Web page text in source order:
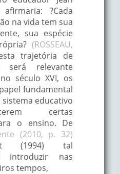
afirmaria: ?Cada
na vida tem sua
sua espécie
(ROSSEAU,
trajetória de
será relevante
século XVI, os
fundamental
educativo
certas
o ensino. De
(2010, p. 32)
(1994) tal
introduzir nas
tempos,